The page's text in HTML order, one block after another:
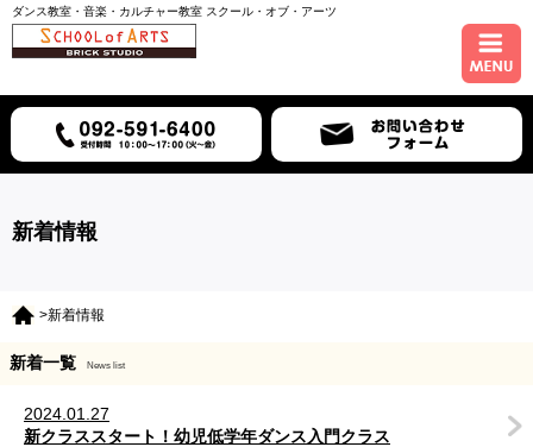
ダンス教室・音楽・カルチャー教室 スクール・オブ・アーツ
ホーム
コース紹介
新着情報
>新着情報
新着一覧 News list
2024.01.27
新クラススタート！幼児低学年ダンス入門クラス